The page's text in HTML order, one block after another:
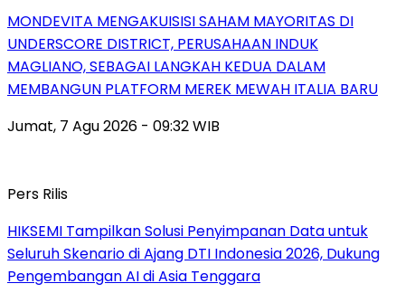
MONDEVITA MENGAKUISISI SAHAM MAYORITAS DI
UNDERSCORE DISTRICT, PERUSAHAAN INDUK
MAGLIANO, SEBAGAI LANGKAH KEDUA DALAM
MEMBANGUN PLATFORM MEREK MEWAH ITALIA BARU
Jumat, 7 Agu 2026 - 09:32 WIB
Pers Rilis
HIKSEMI Tampilkan Solusi Penyimpanan Data untuk
Seluruh Skenario di Ajang DTI Indonesia 2026, Dukung
Pengembangan AI di Asia Tenggara